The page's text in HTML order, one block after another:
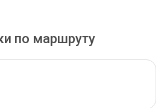
по маршруту